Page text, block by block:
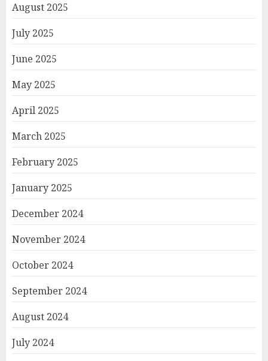
August 2025
July 2025
June 2025
May 2025
April 2025
March 2025
February 2025
January 2025
December 2024
November 2024
October 2024
September 2024
August 2024
July 2024